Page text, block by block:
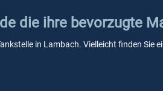
die ihre bevorzugte
in Lambach. Vielleicht finden Sie